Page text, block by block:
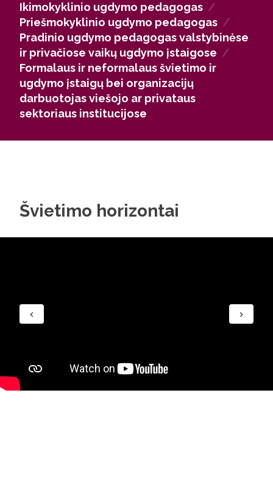
bendruomenes.
Diplomas suteikia tvirtą profesinį startą ir galimybę
tęsti studijas Edukologijos krypties magistrantūroje
arba rinktis kitas programas, į kurias priimami
socialinių mokslų bakalaurai. Tai kelias į prasmingą
darbą, kuriame kuriama vaikų pažanga ir ateitis.
Ikimokyklinio ugdymo pedagogas /
Priešmokyklinio ugdymo pedagogas /
Pradinio ugdymo pedagogas valstybinėse
ir privačiose vaikų ugdymo įstaigose /
Formalaus ir neformalaus švietimo ir
ugdymo įstaigų bei organizacijų
darbuotojas viešojo ar privataus
sektoriaus institucijose
Švietimo horizontai